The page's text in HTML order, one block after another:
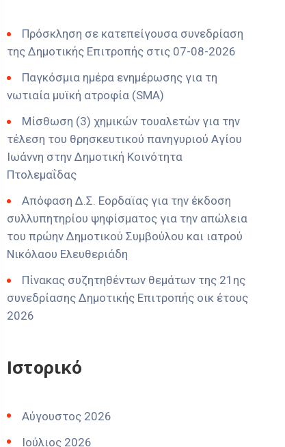
Πρόσκληση σε κατεπείγουσα συνεδρίαση
της Δημοτικής Επιτροπής στις 07-08-2026
Παγκόσμια ημέρα ενημέρωσης για τη
νωτιαία μυϊκή ατροφία (SMA)
Μίσθωση (3) χημικών τουαλετών για την
τέλεση του θρησκευτικού πανηγυριού Αγίου
Ιωάννη στην Δημοτική Κοινότητα
Πτολεμαΐδας
Απόφαση Δ.Σ. Εορδαϊας για την έκδοση
συλλυπητηρίου ψηφίσματος για την απώλεια
του πρώην Δημοτικού Συμβούλου και ιατρού
Νικόλαου Ελευθεριάδη
Πίνακας συζητηθέντων θεμάτων της 21ης
συνεδρίασης Δημοτικής Επιτροπής οικ έτους
2026
Ιστορικό
Αύγουστος 2026
Ιούλιος 2026